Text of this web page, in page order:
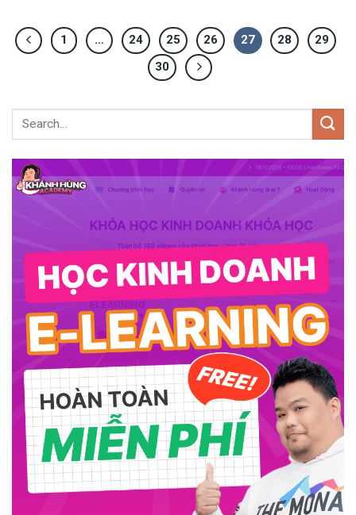
1 … 24 25 26 27 28
29
30